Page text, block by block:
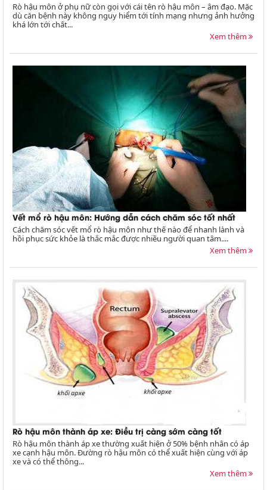
Rò hậu môn ở phụ nữ còn gọi với cái tên rò hậu môn – âm đạo. Mặc
dù căn bệnh này không nguy hiểm tới tính mạng nhưng ảnh hưởng
khá lớn tới chất...
Xem thêm
Vết mổ rò hậu môn: Hướng dẫn cách chăm sóc tốt nhất
Cách chăm sóc vết mổ rò hậu môn như thế nào để nhanh lành và
hồi phục sức khỏe là thắc mắc được nhiều người quan tâm....
Xem thêm
Rò hậu môn thành áp xe: Điều trị càng sớm càng tốt
Rò hậu môn thành áp xe thường xuất hiện ở 50% bệnh nhân có áp
xe cạnh hậu môn. Đường rò hậu môn có thể xuất hiện cùng với áp
xe và có thể thông...
Xem thêm